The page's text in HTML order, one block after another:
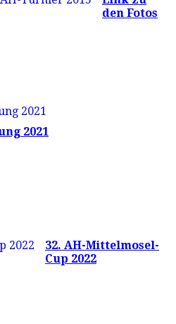
den Fotos
2021
32. AH-Mittelmosel-
Cup 2022